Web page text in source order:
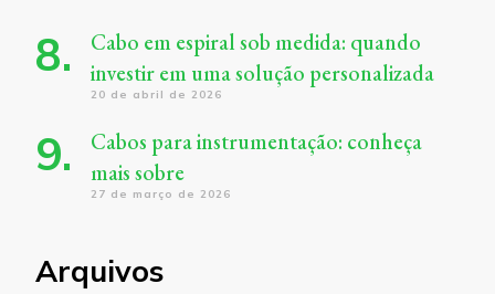
Cabo em espiral sob medida: quando
investir em uma solução personalizada
20 de abril de 2026
Cabos para instrumentação: conheça
mais sobre
27 de março de 2026
Arquivos